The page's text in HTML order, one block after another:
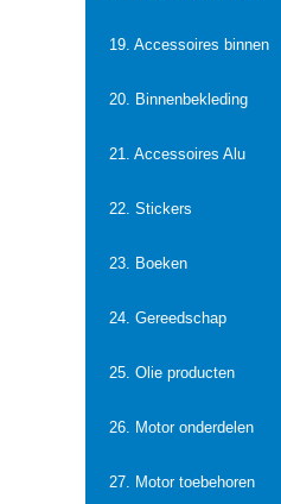
19. Accessoires binnen
20. Binnenbekleding
21. Accessoires Alu
22. Stickers
23. Boeken
24. Gereedschap
25. Olie producten
26. Motor onderdelen
27. Motor toebehoren